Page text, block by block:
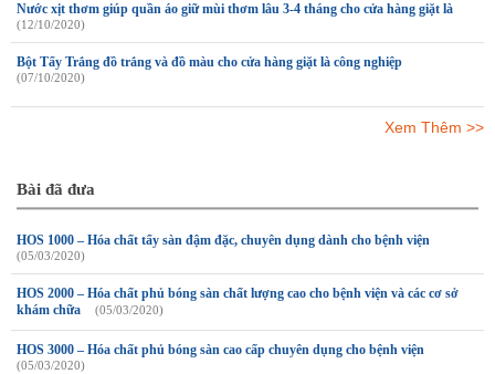
Nước xịt thơm giúp quần áo giữ mùi thơm lâu 3-4 tháng cho cửa hàng giặt là
(12/10/2020)
Bột Tẩy Trắng đồ trắng và đồ màu cho cửa hàng giặt là công nghiệp
(07/10/2020)
Xem Thêm >>
Bài đã đưa
HOS 1000 – Hóa chất tẩy sàn đậm đặc, chuyên dụng dành cho bệnh viện
(05/03/2020)
HOS 2000 – Hóa chất phủ bóng sàn chất lượng cao cho bệnh viện và các cơ sở
khám chữa
(05/03/2020)
HOS 3000 – Hóa chất phủ bóng sàn cao cấp chuyên dụng cho bệnh viện
(05/03/2020)